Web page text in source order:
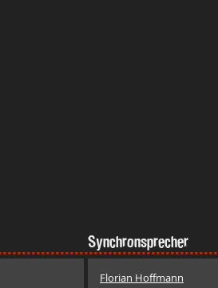
Synchronsprecher
Florian Hoffmann